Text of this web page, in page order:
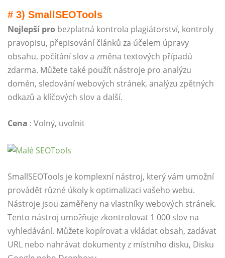
# 3) SmallSEOTools
Nejlepší pro bezplatná kontrola plagiátorství, kontroly
pravopisu, přepisování článků za účelem úpravy
obsahu, počítání slov a změna textových případů
zdarma. Můžete také použít nástroje pro analýzu
domén, sledování webových stránek, analýzu zpětných
odkazů a klíčových slov a další.
Cena : Volný, uvolnit
SmallSEOTools je komplexní nástroj, který vám umožní
provádět různé úkoly k optimalizaci vašeho webu.
Nástroje jsou zaměřeny na vlastníky webových stránek.
Tento nástroj umožňuje zkontrolovat 1 000 slov na
vyhledávání. Můžete kopírovat a vkládat obsah, zadávat
URL nebo nahrávat dokumenty z místního disku, Disku